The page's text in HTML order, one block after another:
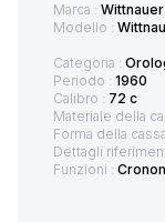
Marca : Wittnauer
Modello :
Categoria :
Periodo : 1960
Calibro : 72 c
Materiale della
Forma della
Dettagli
Funzioni :